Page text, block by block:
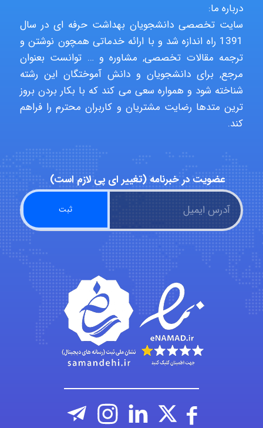
Arshiaaihsra
ABOALFZAL ZAREI
nima5534
arman.m
Hasan haghparast
shbnm72
Minoo1375
درباره ما:
سایت تخصصی دانشجویان بهداشت حرفه ای در سال
1391 راه اندازه شد و با ارائه خدماتی همچون نوشتن و
ترجمه مقالات تخصصی, مشاوره و … توانست بعنوان
مرجع, برای دانشجویان و دانش آموختگان این رشته
شناخته شود و همواره سعی می کند که با بکار بردن بروز
ترین متدها رضایت مشتریان و کاربران محترم را فراهم
کند.
عضویت در خبرنامه (تغییر ای پی لازم است)